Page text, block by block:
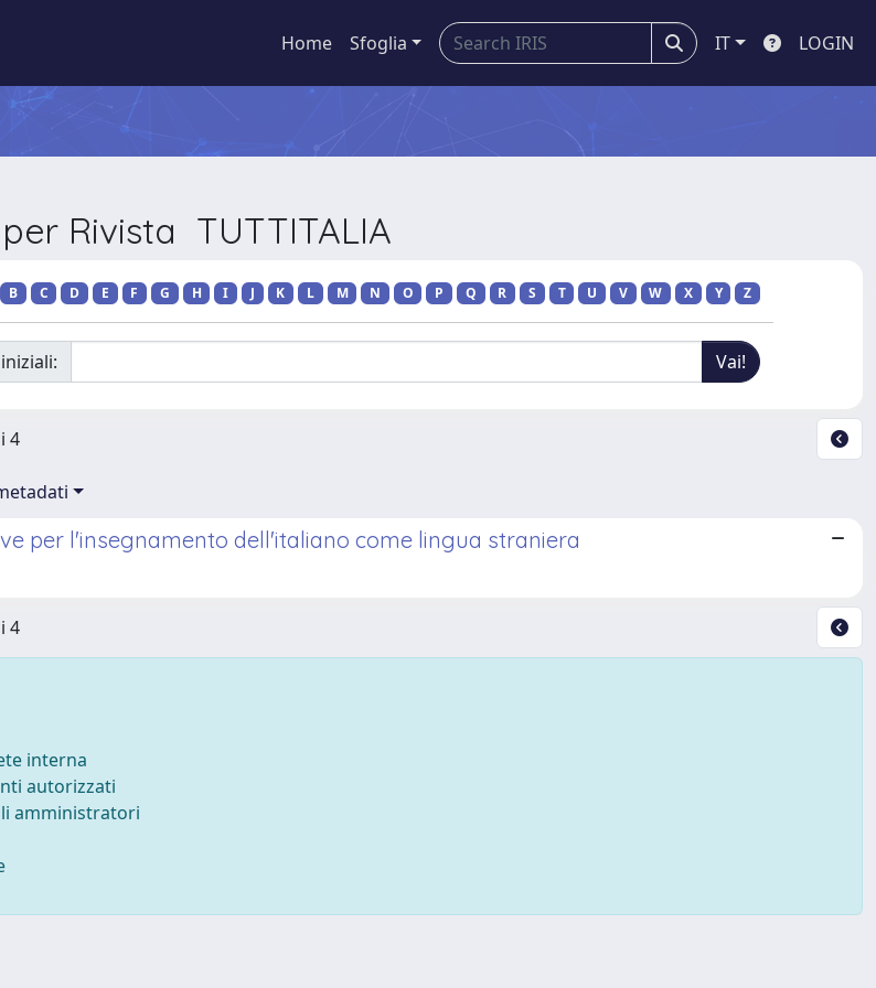
Home Sfoglia IT LOGIN
Rivista TUTTITALIA
B C D E F G H I J K L M N O P Q R S T U V W X Y Z
4
per l'insegnamento dell'italiano come lingua straniera
4
interna
autorizzati
amministratori